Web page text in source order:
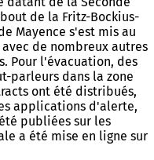
de la Fritz-Bockius-
Mayence s'est mis au
de nombreux autres
Pour l'évacuation, des
parleurs dans la zone
ont été distribués,
applications d'alerte,
publiées sur les
a été mise en ligne sur